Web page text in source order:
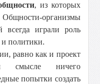
, из которых
организмы
всегда играли роль
и политики.
равно как и проект
смысле ничего
попытки создать